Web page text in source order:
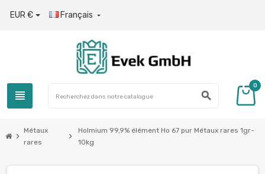
EUR € Français 
view_headline search
0
chevron_right
Métaux
rares
chevron_right
Holmium 99,9% élément Ho 67 pur Métaux rares 1gr-
10kg